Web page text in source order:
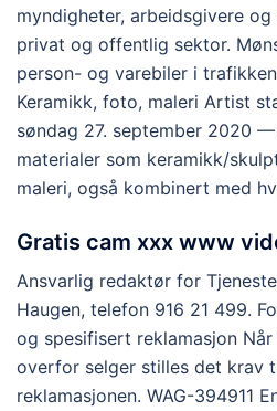
myndigheter, arbeidsgivere
privat og offentlig sektor.
person- og varebiler i
Keramikk, foto, maleri Artist
søndag 27. september 2020
materialer som keramikk/
maleri, også kombinert med
Gratis cam xxx www
Ansvarlig redaktør for
Haugen, telefon 916 21 499.
og spesifisert reklamasjon
overfor selger stilles det krav
reklamasjonen. WAG-394911